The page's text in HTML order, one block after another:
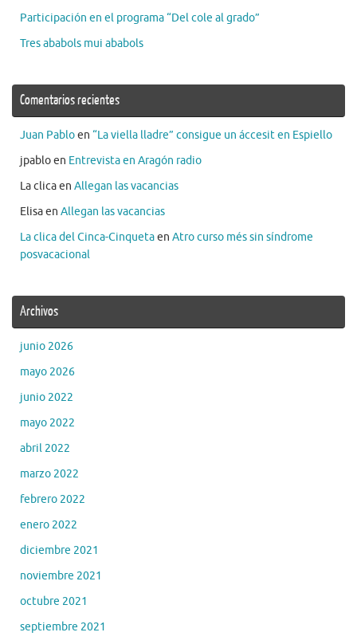
Participación en el programa “Del cole al grado”
Tres ababols mui ababols
Comentarios recientes
Juan Pabloen “La viella lladre” consigue un áccesit en Espiello
jpabloen Entrevista en Aragón radio
La clicaen Allegan las vacancias
Elisaen Allegan las vacancias
La clica del Cinca-Cinquetaen Atro curso més sin síndrome
posvacacional
Archivos
junio 2026
mayo 2026
junio 2022
mayo 2022
abril 2022
marzo 2022
febrero 2022
enero 2022
diciembre 2021
noviembre 2021
octubre 2021
septiembre 2021